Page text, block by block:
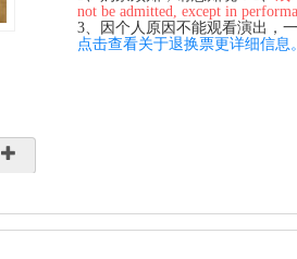
not be admitted, except in
3、因个人原因不能观看演出，
点击查看关于退换票更详细信息。